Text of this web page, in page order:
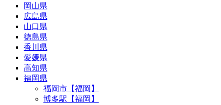
岡山県
広島県
山口県
徳島県
香川県
愛媛県
高知県
福岡県
福岡市【福岡】
博多駅【福岡】